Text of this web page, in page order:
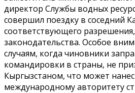
директор Службы водных
совершил поездку в соседний
соответствующего
законодательства. Особое
случаям, когда чиновники
командировки в страны, не
Кыргызстаном, что может
международному авторитету